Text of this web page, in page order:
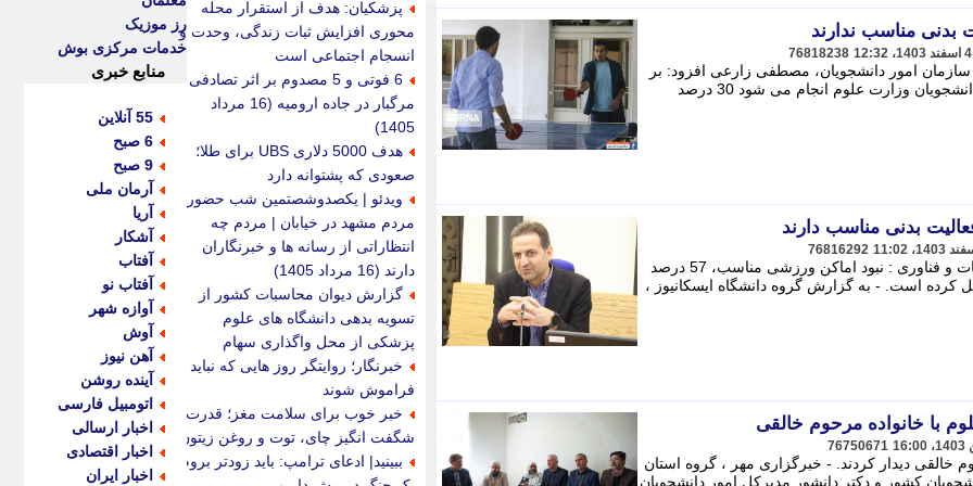
76818238
امور دانشجویان، مصطفی زارعی افزود: بر
اساس پایشی که همه ساله در سازمان دانشجویان وزارت علوم انجام می شود 30 درصد
76816292
مدیرکل تربیت بدنی وزارت علوم، تحقیقات و فناوری : نبود اماکن ورزشی مناسب، 57 درصد
کرده است. - به گزارش گروه دانشگاه ایسکانیوز ،
با خانواده مرحوم خالقی
76750671
خالقی دیدار کردند. - خبرگزاری مهر ، گروه استان
کشور و دکتر دانشور مدیرکل امور دانشجویان
پزشکیان: هدف از استقرار محله
محوری افزایش ثبات زندگی، وحدت و
انسجام اجتماعی است
6 فوتی و 5 مصدوم بر اثر تصادفی
مرگبار در جاده ارومیه (16 مرداد
1405)
هدف 5000 دلاری UBS برای طلا؛
صعودی که پشتوانه دارد
ویدئو | یکصدوشصتمین شب حضور
مردم مشهد در خیابان | مردم چه
انتظاراتی از رسانه ها و خبرنگاران
دارند (16 مرداد 1405)
گزارش دیوان محاسبات کشور از
تسویه بدهی دانشگاه های علوم
پزشکی از محل واگذاری سهام
خبرنگار؛ روایتگر روز هایی که نباید
فراموش شوند
خبر خوب برای سلامت مغز؛ قدرت
شگفت انگیز چای، توت و روغن زیتون
ببینید| ادعای ترامپ: باید زودتر بروم؛
رز موزیک
خدمات مرکزی بوش
منابع خبری
55 آنلاین
6 صبح
9 صبح
آرمان ملی
آریا
آشکار
آفتاب
آفتاب نو
آوازه شهر
آوش
آهن نیوز
آینده روشن
اتومبیل فارسی
اخبار ارسالی
اخبار اقتصادی
اخبار ایران